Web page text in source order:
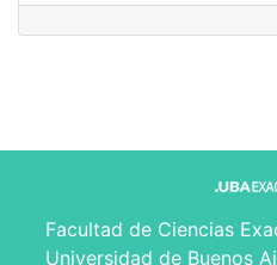
Facultad de Ciencias
Universidad de Buenos